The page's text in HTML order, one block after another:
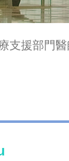
支援部門